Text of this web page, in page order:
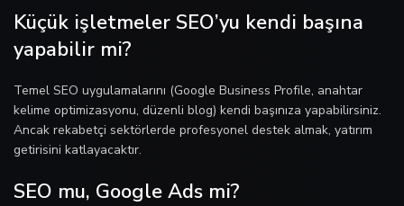
Küçük işletmeler SEO’yu kendi başına
yapabilir mi?
Temel SEO uygulamalarını (Google Business Profile, anahtar
kelime optimizasyonu, düzenli blog) kendi başınıza yapabilirsiniz.
Ancak rekabetçi sektörlerde profesyonel destek almak, yatırım
getirisini katlayacaktır.
SEO mu, Google Ads mi?